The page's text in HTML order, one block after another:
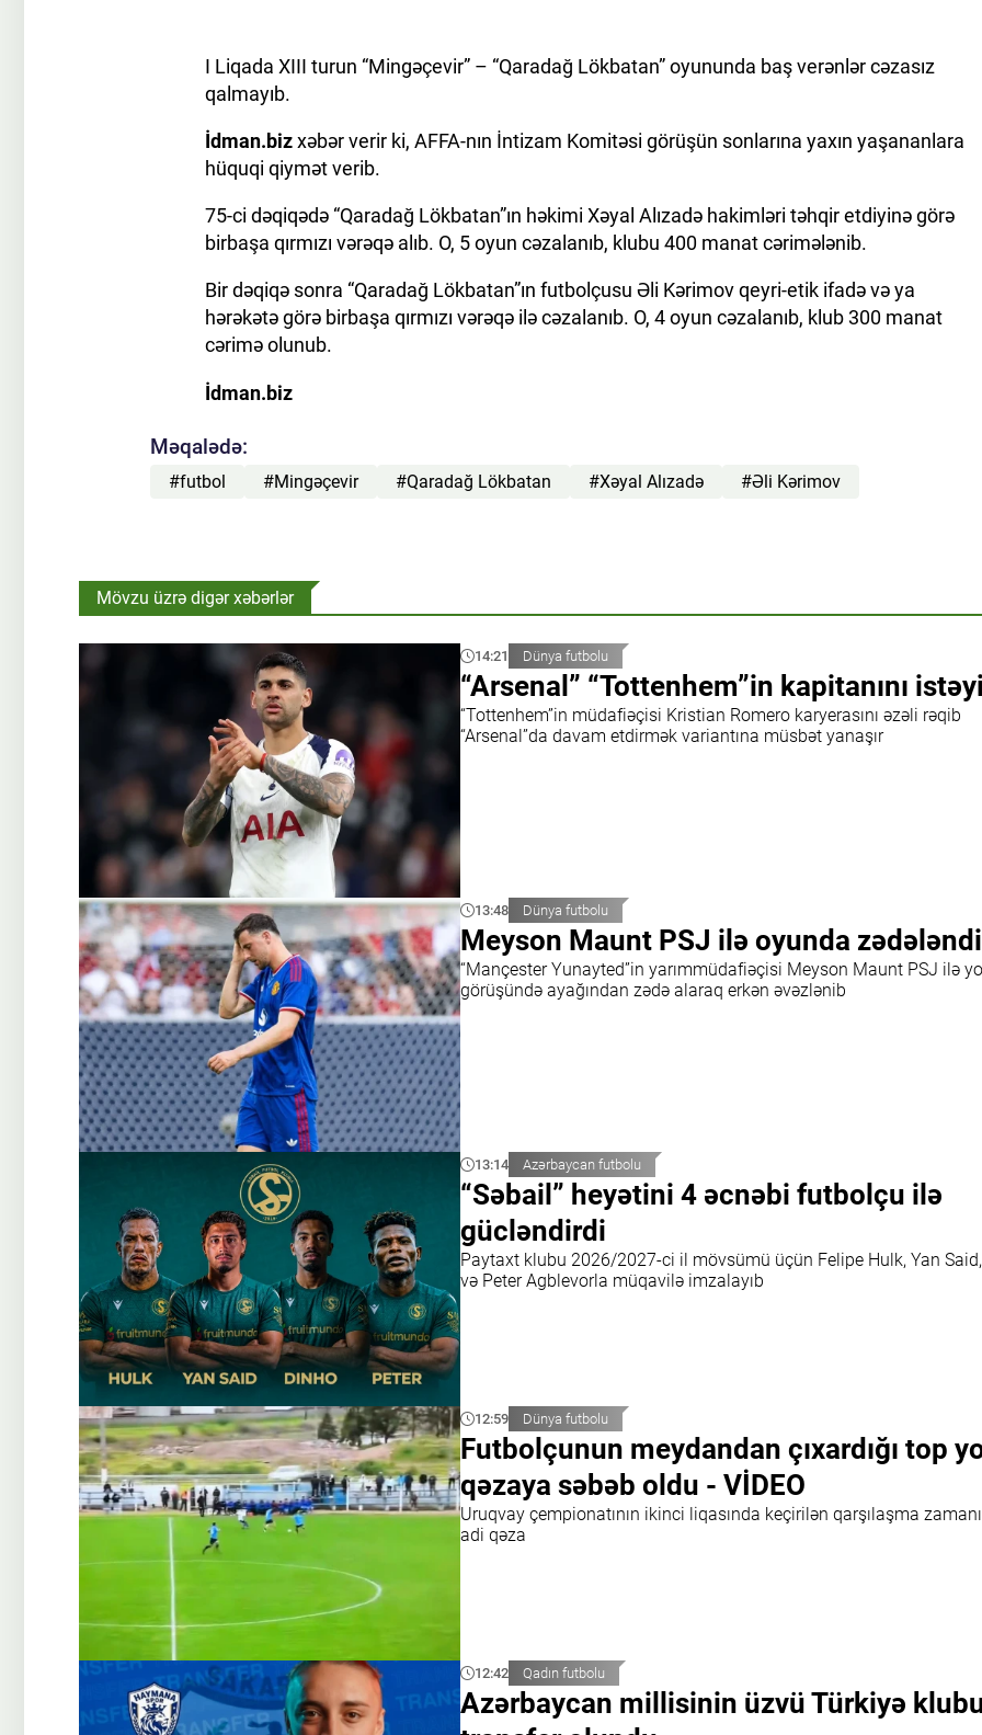
I Liqada XIII turun “Mingəçevir” – “Qaradağ Lökbatan” oyununda baş verənlər cəzasız
qalmayıb.
İdman.bizxəbər verir ki, AFFA-nın İntizam Komitəsi görüşün sonlarına yaxın yaşananlara
hüquqi qiymət verib.
75-ci dəqiqədə “Qaradağ Lökbatan”ın həkimi Xəyal Alızadə hakimləri təhqir etdiyinə görə
birbaşa qırmızı vərəqə alıb. O, 5 oyun cəzalanıb, klubu 400 manat cərimələnib.
Bir dəqiqə sonra “Qaradağ Lökbatan”ın futbolçusu Əli Kərimov qeyri-etik ifadə və ya
hərəkətə görə birbaşa qırmızı vərəqə ilə cəzalanıb. O, 4 oyun cəzalanıb, klub 300 manat
cərimə olunub.
İdman.biz
Məqalədə:
#futbol #Mingəçevir #Qaradağ Lökbatan #Xəyal Alızadə #Əli Kərimov
Mövzu üzrə digər xəbərlər
14:21 Dünya futbolu
“Arsenal” “Tottenhem”in kapitanını
“Tottenhem”in müdafiəçisi Kristian Romero karyerasını əzəli rəqib
“Arsenal”da davam etdirmək variantına müsbət yanaşır
13:48 Dünya futbolu
Meyson Maunt PSJ ilə oyunda zədələndi
“Mançester Yunayted”in yarımmüdafiəçisi Meyson Maunt PSJ ilə
görüşündə ayağından zədə alaraq erkən əvəzlənib
13:14 Azərbaycan futbolu
“Səbail” heyətini 4 əcnəbi futbolçu ilə
gücləndirdi
Paytaxt klubu 2026/2027-ci il mövsümü üçün Felipe Hulk, Yan
və Peter Agblevorla müqavilə imzalayıb
12:59 Dünya futbolu
Futbolçunun meydandan çıxardığı top
qəzaya səbəb oldu - VİDEO
Uruqvay çempionatının ikinci liqasında keçirilən qarşılaşma
adi qəza
12:42 Qadın futbolu
Azərbaycan millisinin üzvü Türkiyə